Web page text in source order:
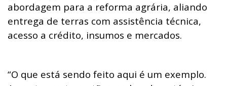
abordagem para a reforma agrária, aliando
entrega de terras com assistência técnica,
acesso a crédito, insumos e mercados.
“O que está sendo feito aqui é um exemplo.